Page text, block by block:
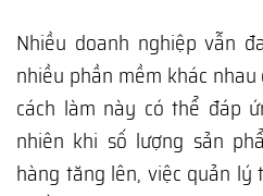
Nhiều doanh nghiệp vẫn
nhiều phần mềm khác
cách làm này có thể đáp
nhiên khi số lượng sản
hàng tăng lên, việc quản